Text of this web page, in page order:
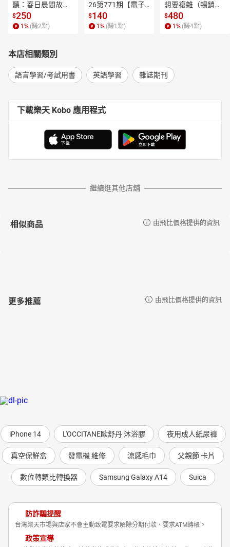
聽：春日晨間故事
【有聲書】
$250
1 % (賺2點)
26第771期【電子
書】
$140
1 % (賺1 點)
想要複雜（暢銷經
典新編版）【電子
書】
$480
1 % (賺4點)
本店相關類別
語言學習/考試用書 英語學習 雜誌期刊
下載樂天 Kobo 應用程式
繼續逛其他店舖
相似商品 由飛比價格提供的資訊
更多推薦 由飛比價格提供的資訊
iPhone 14 L'OCCITANE歐舒丹 沐浴膠 夜用成人紙尿褲
真空保鮮盒 發電機 維修 涼感毛巾 父親節 卡片
數位轉類比轉換器 Samsung Galaxy A14 Suica
防詐騙提醒
台灣樂天市場與店家不會主動致電要求解除分期付款、要求ATM轉帳。
政策宣導